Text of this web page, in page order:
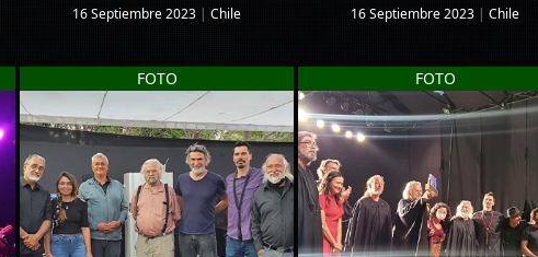
16 Septiembre 2023 | Chile 16 Septiembre 2023 | Chile
FOTO FOTO